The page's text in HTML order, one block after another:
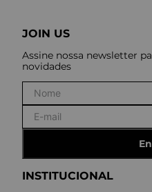
INSTITUCIONAL
JOIN US
Assine nossa newsletter
novidades